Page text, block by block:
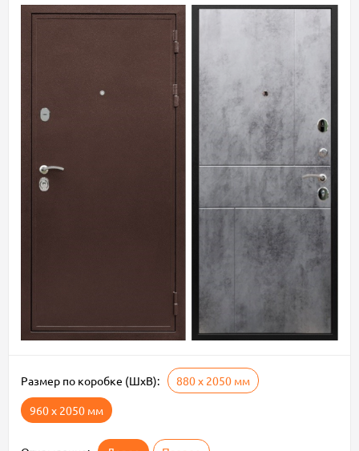
Размер по коробке (ШxВ): 880 х 2050 мм
960 х 2050 мм